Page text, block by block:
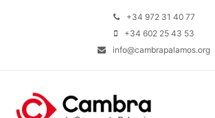
+34 972 31 40 77
+34 602 25 43 53
info@cambrapalamos.org